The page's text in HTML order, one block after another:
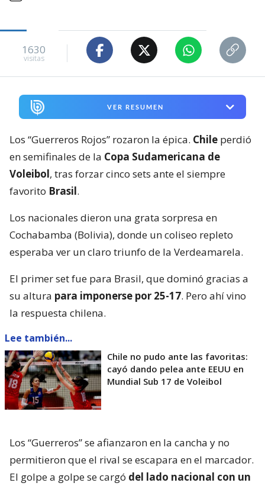
1630
visitas
VER RESUMEN
Los “Guerreros Rojos” rozaron la épica. Chile perdió
en semifinales de la Copa Sudamericana de
Voleibol, tras forzar cinco sets ante el siempre
favorito Brasil.
Los nacionales dieron una grata sorpresa en
Cochabamba (Bolivia), donde un coliseo repleto
esperaba ver un claro triunfo de la Verdeamarela.
El primer set fue para Brasil, que dominó gracias a
su altura para imponerse por 25-17. Pero ahí vino
la respuesta chilena.
Lee también...
Chile no pudo ante las favoritas:
cayó dando pelea ante EEUU en
Mundial Sub 17 de Voleibol
Los “Guerreros” se afianzaron en la cancha y no
permitieron que el rival se escapara en el marcador.
El golpe a golpe se cargó del lado nacional con un